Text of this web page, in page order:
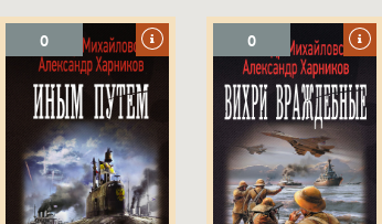
0 0